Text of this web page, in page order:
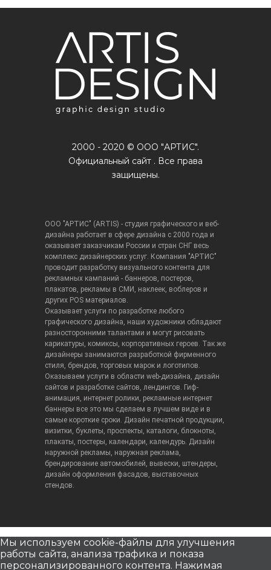
2000 - 2020 © ООО "АРТИС".
Официальный сайт . Все права
защищены.
ООО "АРТИС" (ARTIS) - студия графического и веб-
дизайна работает в сфере дизайна с 2000 года и
оказывает заказчикам России и стран СНГ весь
комплекс дизайнерских услуг. Компания "АРТИС"
проводит разработку визуального контента для
рекламных кампаний - баннеров, постеров,
плакатов, рекламы в СМИ, наклеек, воблеров и
других POS материалов.
Оказывает услуги по разработке любого
графического дизайна, наши художники обладают
разносторонними талантами и могут рисовать
карикатуры, комиксы, корпоративных героев. Так же
дизайнеры занимаются разработкой фирменного
стиля, брендов, торговых марок и логотипов.
Оказываем услуги в области web-дизайна, дизайн
сайтов и разработке сайтов, лендингов. Гиф-
анимация, интернет ролики, рекламные интернет
баннеры все это мы сделаем в лучшем виде и в
самые короткие сроки. Дизайн печатной продукции,
визитки, буклеты, проспекты, каталоги, блокноты,
плакаты, постеры, календари, календурь. Дизайн
наружной рекламы, наружная реклама,
брендирование автомобилей, вывески, штендеры,
дизайн оформления фасадов, выставочных
стендов.
Мы используем cookie-файлы для улучшения
работы сайта, анализа трафика и показа
персонализированного контента. Нажимая